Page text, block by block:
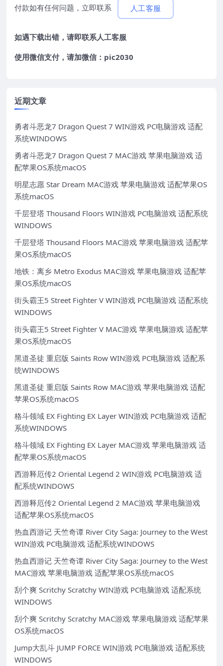
付款如有任何问题，立即联系 人工客服
如遇下载出错，请即联系人工客服
使用微信支付，请加微信：pic2030
近期文章
勇者斗恶龙7 Dragon Quest 7 WIN游戏 PC电脑游戏 适配
系统WINDOWS
勇者斗恶龙7 Dragon Quest 7 MAC游戏 苹果电脑游戏 适
配苹果OS系统macOS
明星志愿 Star Dream MAC游戏 苹果电脑游戏 适配苹果OS
系统macOS
千层登塔 Thousand Floors WIN游戏 PC电脑游戏 适配系统
WINDOWS
千层登塔 Thousand Floors MAC游戏 苹果电脑游戏 适配苹
果OS系统macOS
地铁：离乡 Metro Exodus MAC游戏 苹果电脑游戏 适配苹
果OS系统macOS
街头霸王5 Street Fighter V WIN游戏 PC电脑游戏 适配系统
WINDOWS
街头霸王5 Street Fighter V MAC游戏 苹果电脑游戏 适配苹
果OS系统macOS
黑道圣徒 重启版 Saints Row WIN游戏 PC电脑游戏 适配系
统WINDOWS
黑道圣徒 重启版 Saints Row MAC游戏 苹果电脑游戏 适配
苹果OS系统macOS
格斗领域 EX Fighting EX Layer WIN游戏 PC电脑游戏 适配
系统WINDOWS
格斗领域 EX Fighting EX Layer MAC游戏 苹果电脑游戏 适
配苹果OS系统macOS
西游释厄传2 Oriental Legend 2 WIN游戏 PC电脑游戏 适
配系统WINDOWS
西游释厄传2 Oriental Legend 2 MAC游戏 苹果电脑游戏
适配苹果OS系统macOS
热血西游记 天竺奇谭 River City Saga: Journey to the West
WIN游戏 PC电脑游戏 适配系统WINDOWS
热血西游记 天竺奇谭 River City Saga: Journey to the West
MAC游戏 苹果电脑游戏 适配苹果OS系统macOS
刮个爽 Scritchy Scratchy WIN游戏 PC电脑游戏 适配系统
WINDOWS
刮个爽 Scritchy Scratchy MAC游戏 苹果电脑游戏 适配苹果
OS系统macOS
Jump大乱斗 JUMP FORCE WIN游戏 PC电脑游戏 适配系统
WINDOWS